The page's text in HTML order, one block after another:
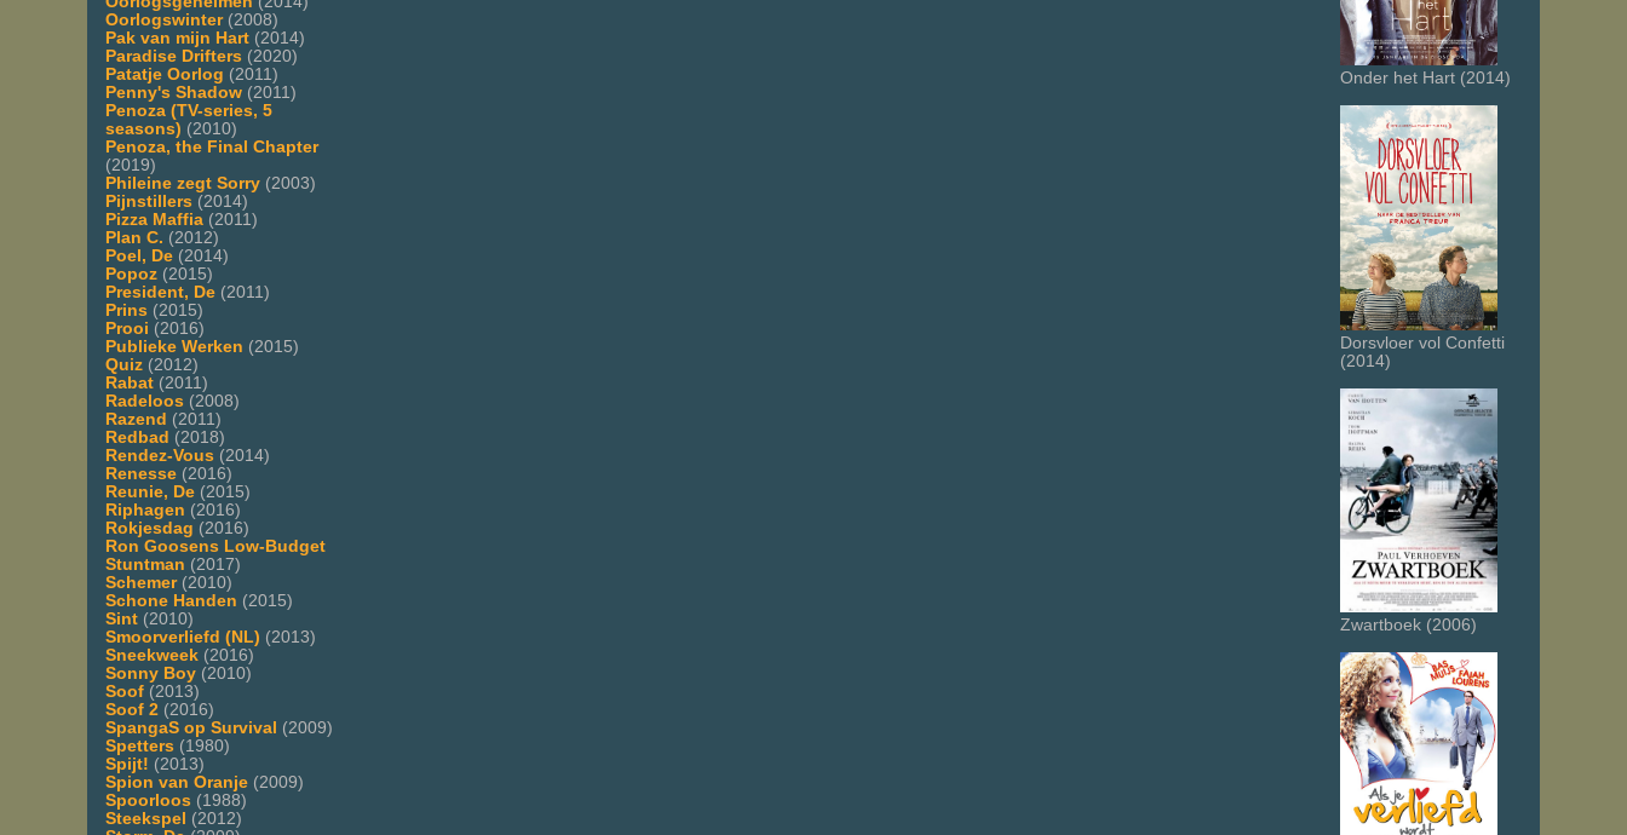
Oorlogswinter(2008)
Pak van mijn Hart (2014)
Paradise Drifters (2020)
Patatje Oorlog (2011)
Penny's Shadow (2011)
Penoza (TV-series, 5
seasons) (2010)
Penoza, the Final Chapter
(2019)
Phileine zegt Sorry (2003)
Pijnstillers (2014)
Pizza Maffia (2011)
Plan C. (2012)
Poel, De (2014)
Popoz (2015)
President, De (2011)
Prins (2015)
Prooi (2016)
Publieke Werken (2015)
Quiz (2012)
Rabat (2011)
Radeloos (2008)
Razend (2011)
Redbad (2018)
Rendez-Vous (2014)
Renesse (2016)
Reunie, De (2015)
Riphagen (2016)
Rokjesdag (2016)
Ron Goosens Low-Budget
Stuntman (2017)
Schemer(2010)
Schone Handen (2015)
Sint (2010)
Smoorverliefd (NL) (2013)
Sneekweek (2016)
Sonny Boy (2010)
Soof (2013)
Soof 2 (2016)
SpangaS op Survival (2009)
Spetters (1980)
Spijt! (2013)
Spion van Oranje (2009)
Spoorloos (1988)
Steekspel (2012)
Onder het Hart (2014)
Dorsvloer vol Confetti
(2014)
Zwartboek (2006)